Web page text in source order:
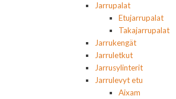
Jarrupalat
Etujarrupalat
Takajarrupalat
Jarrukengät
Jarruletkut
Jarrusylinterit
Jarrulevyt etu
Aixam